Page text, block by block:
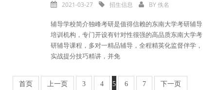
2021-03-27 招生信息 BY佚名
辅导学校简介独峰考研是值得信赖的东南大学考研辅导
培训机构，专门开设有针对性很强的高品质东南大学考
研辅导课程，多对一精品辅导，全程精英化监督伴学，
实战提分技巧精讲，并免
首页 上一页 3 4 5 6 7 下一页